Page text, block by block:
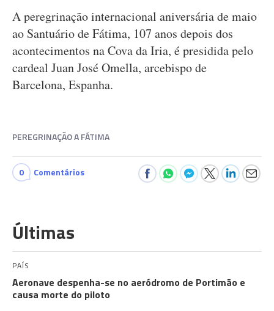
A peregrinação internacional aniversária de maio
ao Santuário de Fátima, 107 anos depois dos
acontecimentos na Cova da Iria, é presidida pelo
cardeal Juan José Omella, arcebispo de
Barcelona, Espanha.
PEREGRINAÇÃO A FÁTIMA
0 Comentários
Últimas
PAÍS
Aeronave despenha-se no aeródromo de Portimão e
causa morte do piloto